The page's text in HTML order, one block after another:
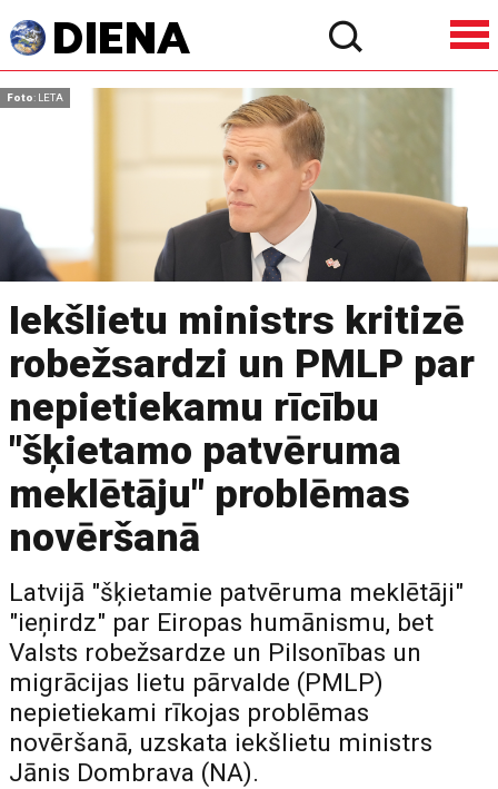
Foto: LETA
Iekšlietu ministrs kritizē
robežsardzi un PMLP par
nepietiekamu rīcību
"šķietamo patvēruma
meklētāju" problēmas
novēršanā
Latvijā "šķietamie patvēruma meklētāji"
"ieņirdz" par Eiropas humānismu, bet
Valsts robežsardze un Pilsonības un
migrācijas lietu pārvalde (PMLP)
nepietiekami rīkojas problēmas
novēršanā, uzskata iekšlietu ministrs
Jānis Dombrava (NA).